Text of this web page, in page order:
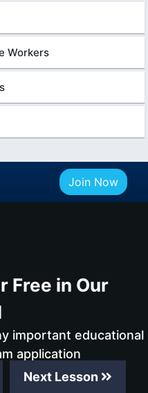
Workers
Next Lesson
Join Now
Free in Our
important educational
application